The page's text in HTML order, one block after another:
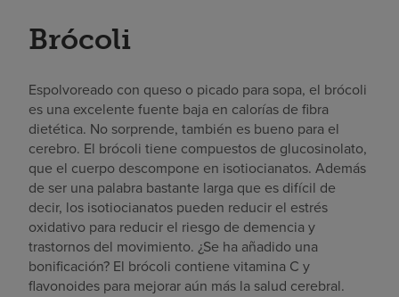
Brócoli
Espolvoreado con queso o picado para sopa, el brócoli
es una excelente fuente baja en calorías de fibra
dietética. No sorprende, también es bueno para el
cerebro. El brócoli tiene compuestos de glucosinolato,
que el cuerpo descompone en isotiocianatos. Además
de ser una palabra bastante larga que es difícil de
decir, los isotiocianatos pueden reducir el estrés
oxidativo para reducir el riesgo de demencia y
trastornos del movimiento. ¿Se ha añadido una
bonificación? El brócoli contiene vitamina C y
flavonoides para mejorar aún más la salud cerebral.